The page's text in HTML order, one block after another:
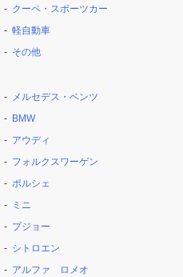
クーペ・スポーツカー
軽自動車
その他
メルセデス・ベンツ
BMW
アウディ
フォルクスワーゲン
ポルシェ
ミニ
プジョー
シトロエン
アルファ ロメオ